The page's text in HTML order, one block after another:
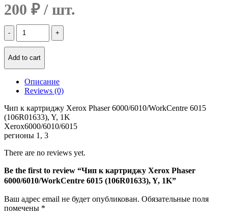
200 ₽
Количество
Чип
к
картриджу
6000/6010/WorkCentre
6015
Y,
1K
Add to cart
Описание
Reviews (0)
Чип к картриджу Xerox Phaser 6000/6010/WorkCentre 6015
(106R01633), Y, 1K
Xerox6000/6010/6015
регионы 1, 3
There are no reviews yet.
Be the first to review “Чип к картриджу Xerox Phaser
6000/6010/WorkCentre 6015 (106R01633), Y, 1K”
Ваш адрес email не будет опубликован. Обязательные поля
помечены *